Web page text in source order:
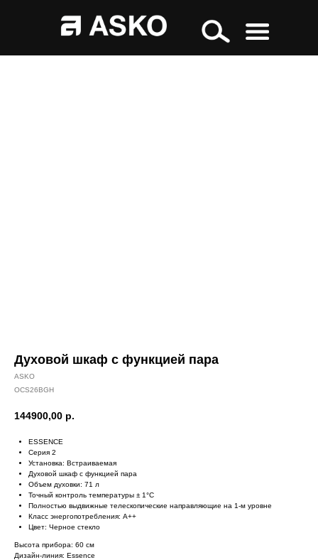
Духовой шкаф с функцией пара
ASKO
OCS26BGH
144900,00 р.
ESSENCE
Серия 2
Установка: Встраиваемая
Духовой шкаф с функцией пара
Объем духовки: 71 л
Точный контроль температуры ± 1°С
Полностью выдвижные телескопические направляющие на 1-м уровне
Класс энергопотребления: A++
Цвет: Черное стекло
Высота прибора: 60 см
Дизайн-линия: Essence